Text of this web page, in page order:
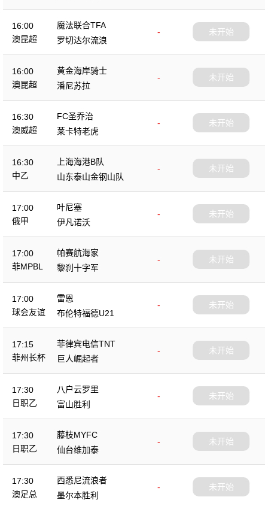
16:00
澳昆超
魔法联合TFA
-
罗切达尔流浪
未开始
16:00
澳昆超
黄金海岸骑士
-
潘尼苏拉
未开始
16:30
澳威超
FC圣乔治
-
莱卡特老虎
未开始
16:30
中乙
上海海港B队
-
山东泰山金钢山队
未开始
17:00
俄甲
叶尼塞
-
伊凡诺沃
未开始
17:00
菲MPBL
帕赛航海家
-
黎刹十字军
未开始
17:00
球会友谊
雷恩
-
布伦特福德U21
未开始
17:15
菲州长杯
菲律宾电信TNT
-
巨人崛起者
未开始
17:30
日职乙
八户云罗里
-
富山胜利
未开始
17:30
日职乙
藤枝MYFC
-
仙台维加泰
未开始
17:30
澳足总
西悉尼流浪者
-
墨尔本胜利
未开始